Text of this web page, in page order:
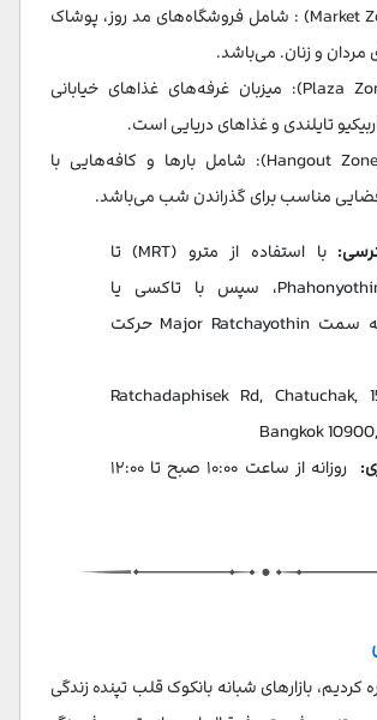
منطقه بازار (Market Zone) : شامل فروشگاه‌های مد روز، پوشاک
مردان و زنان. می‌باشد.
منطقه پلازا (Plaza Zone): میزبان غرفه‌های غذاهای خیابانی
تایلندی و غذاهای دریایی است.
منطقه تفریح (Hangout Zone): شامل بارها و کافه‌هایی با
مناسب برای گذراندن شب می‌باشد.
با استفاده از مترو (MRT) تا
ایستگاه Phahonyothin، سپس با تاکسی یا
توک‌توک به سمت Major Ratchayothin حرکت
15/1 Ratchadaphisek Rd, Chatuchak,
Bangkok
روزانه از ساعت ۱۰:۰۰ صبح تا ۱۲:۰۰
کردیم، بازارهای شبانه بانکوک قلب تپنده زندگی